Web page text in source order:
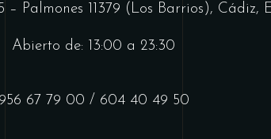
– Palmones 11379 (Los Barrios), Cádiz,
Abierto de: 13:00 a 23:30
956 67 79 00 / 604 40 49 50